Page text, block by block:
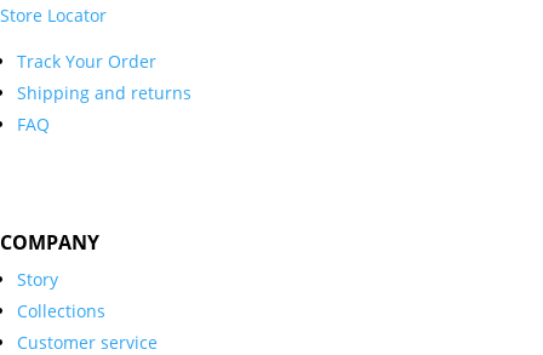
Store Locator
Track Your Order
Shipping and returns
FAQ
COMPANY
Story
Collections
Customer service